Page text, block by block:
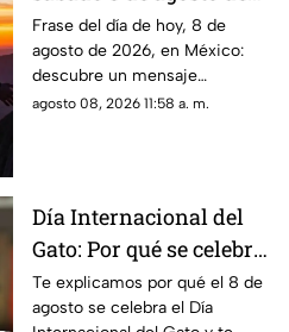
2026: Mensajes para
reflexionar y compartir
Frase del día de hoy, 8 de
agosto de 2026, en México:
descubre un mensaje
inspirador para reflexionar y
agosto 08, 2026 11:58 a. m.
Día Internacional del
Gato: Por qué se celebra
el 8 de agosto y 5 ideas
para festejar a tu michi
Te explicamos por qué el 8 de
agosto se celebra el Día